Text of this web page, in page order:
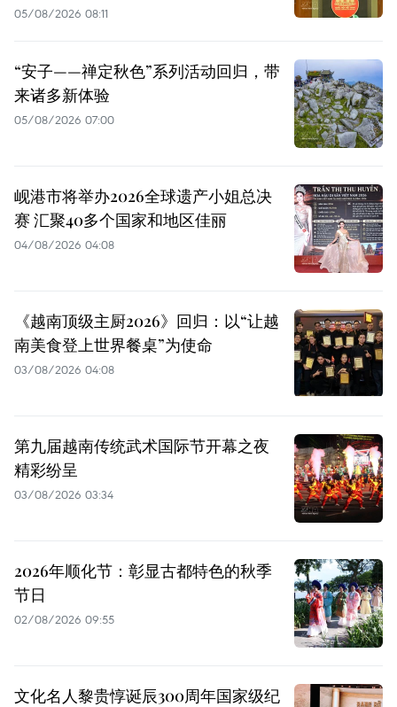
05/08/2026 08:11
“安子——禅定秋色”系列活动回归，带
来诸多新体验
05/08/2026 07:00
岘港市将举办2026全球遗产小姐总决
赛 汇聚40多个国家和地区佳丽
04/08/2026 04:08
《越南顶级主厨2026》回归：以“让越
南美食登上世界餐桌”为使命
03/08/2026 04:08
第九届越南传统武术国际节开幕之夜
精彩纷呈
03/08/2026 03:34
2026年顺化节：彰显古都特色的秋季
节日
02/08/2026 09:55
文化名人黎贵惇诞辰300周年国家级纪